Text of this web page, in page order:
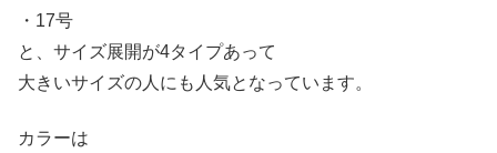
・17号
と、サイズ展開が4タイプあって
大きいサイズの人にも人気となっています。
カラーは